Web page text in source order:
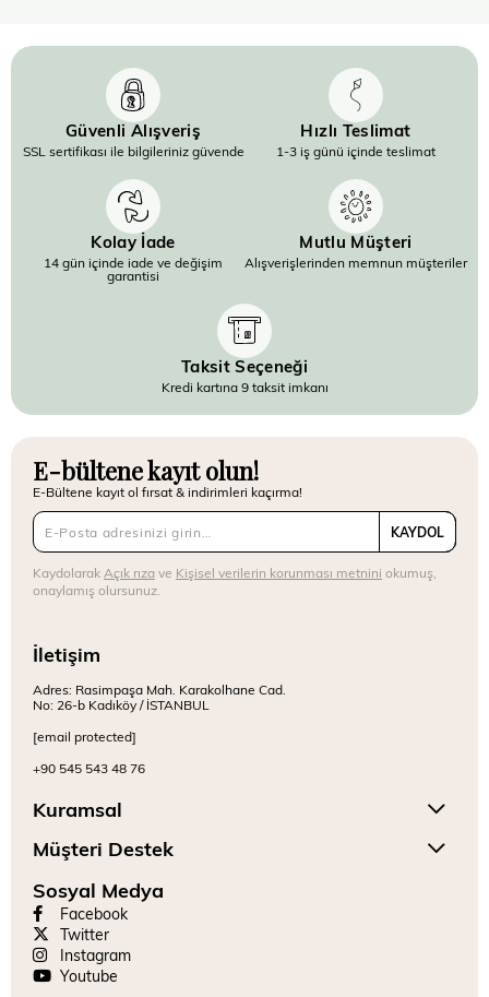
Güvenli Alışveriş
SSL sertifikası ile bilgileriniz güvende
Hızlı Teslimat
1-3 iş günü içinde teslimat
Kolay İade
14 gün içinde iade ve değişim
garantisi
Mutlu Müşteri
Alışverişlerinden memnun müşteriler
Taksit Seçeneği
Kredi kartına 9 taksit imkanı
E-bültene kayıt olun!
E-Bültene kayıt ol fırsat & indirimleri kaçırma!
KAYDOL
Kaydolarak Açık rızave Kişisel verilerin korunması metnini okumuş,
onaylamış olursunuz.
İletişim
Adres: Rasimpaşa Mah. Karakolhane Cad.
No: 26-b Kadıköy / İSTANBUL
[email protected]
+90 545 543 48 76
Kuramsal
Müşteri Destek
Sosyal Medya
Facebook
Twitter
Instagram
Youtube